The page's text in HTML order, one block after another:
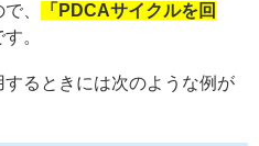
、
「PDCAサイクルを回
。
るときには次のような例が